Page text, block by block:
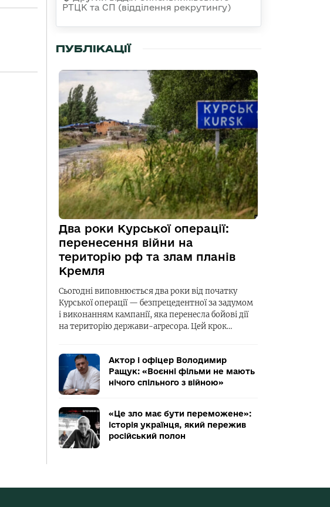
РТЦК та СП (відділення рекрутингу)
ПУБЛІКАЦІЇ
Два роки Курської операції:
перенесення війни на
територію рф та злам планів
Кремля
Сьогодні виповнюється два роки від початку
Курської операції — безпрецедентної за задумом
і виконанням кампанії, яка перенесла бойові дії
на територію держави-агресора. Цей крок…
Актор і офіцер Володимир
Ращук: «Воєнні фільми не мають
нічого спільного з війною»
«Це зло має бути переможене»:
історія українця, який пережив
російський полон